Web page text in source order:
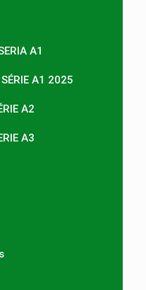
A1
A1 2025
A2
A3